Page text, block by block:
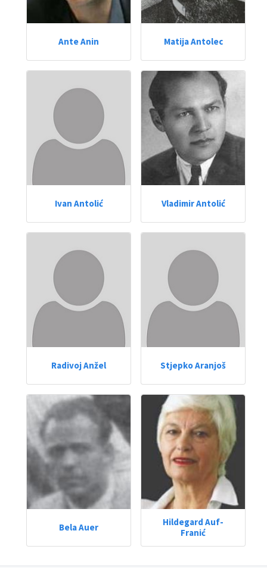
Ante Anin Matija Antolec
Ivan Antolić Vladimir Antolić
Radivoj Anžel Stjepko Aranjoš
Bela Auer
Hildegard Auf-
Franić